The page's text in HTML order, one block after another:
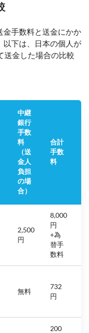
金手数料と送金にかか
以下は、日本の個人が
送金した場合の比較
中継
銀行
手数
料
（送
金人
負担
の場
合）
合計
手数
料
2,500
円
8,000
円
+為
替手
数料
無料
732
円
200